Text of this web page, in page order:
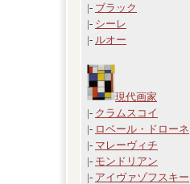
|- ブラック
|- シーレ
|- ルオー
現代画家
|- クラムスコイ
|- ロベール・ドローネ
|- マレーヴィチ
|- モンドリアン
|- アイヴァゾフスキー